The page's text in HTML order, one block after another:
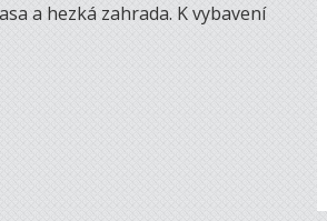
a hezká zahrada. K vybavení